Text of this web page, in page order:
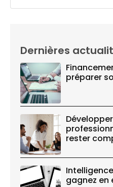
Dernières
préparer
rester
gagnez